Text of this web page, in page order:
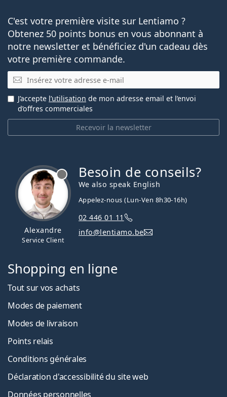
C'est votre première visite sur Lentiamo ?
Obtenez 50 points bonus en vous abonnant à
notre newsletter et bénéficiez d'un cadeau dès
votre première commande.
E-mail
Recevoir la newsletter
J’accepte l’utilisation de mon adresse email et l’envoi
d’offres commerciales
Alexandre
Service Client
Besoin de conseils?
We also speak English
Appelez-nous (Lun-Ven 8h30-16h)
02 446 01 11
info@lentiamo.be
Shopping en ligne
Tout sur vos achats
Modes de paiement
Modes de livraison
Points relais
Conditions générales
Déclaration d'accessibilité du site web
Données personnelles